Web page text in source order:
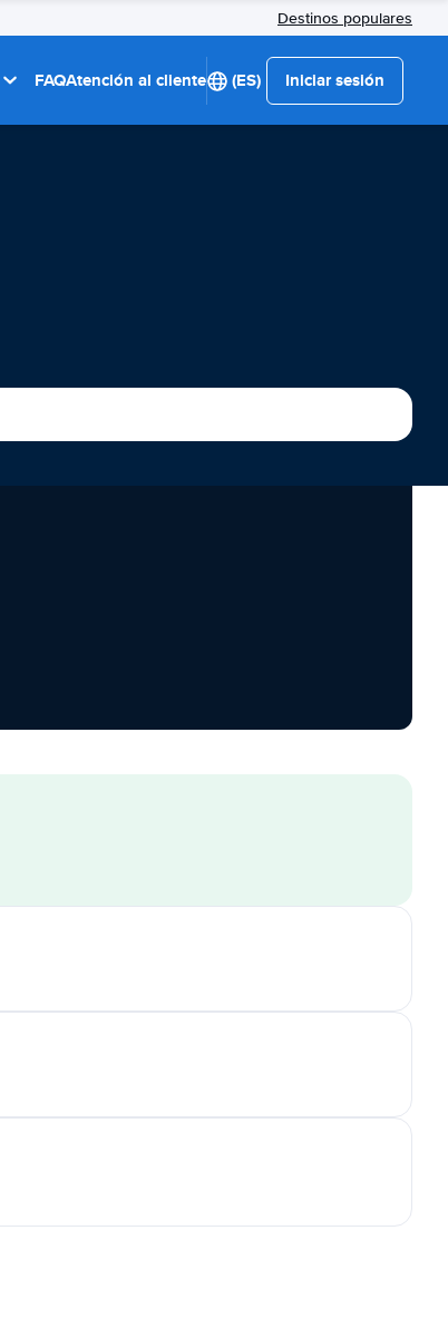
Destinos populares
FAQAtención al cliente (ES) Iniciar sesión